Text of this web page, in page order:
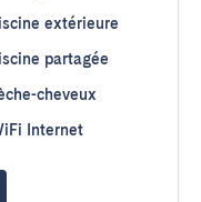
extérieure
partagée
cheveux
Internet